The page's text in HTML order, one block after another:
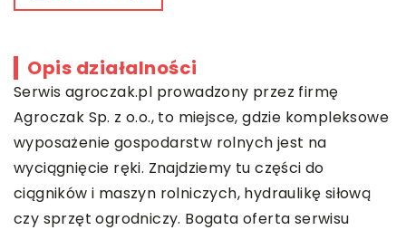
Opis działalności
Serwis agroczak.pl prowadzony przez firmę
Agroczak Sp. z o.o., to miejsce, gdzie kompleksowe
wyposażenie gospodarstw rolnych jest na
wyciągnięcie ręki. Znajdziemy tu części do
ciągników i maszyn rolniczych, hydraulikę siłową
czy sprzęt ogrodniczy. Bogata oferta serwisu